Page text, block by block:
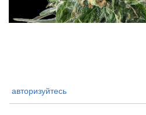
авторизуйтесь